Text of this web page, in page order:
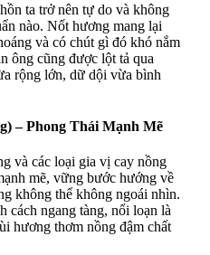
ta trở nên tự do và không
nào. Nốt hương mang lại
và có chút gì đó khó nắm
ông cũng được lột tả qua
rộng lớn, dữ dội vừa bình
– Phong Thái Mạnh Mẽ
và các loại gia vị cay nồng
mẽ, vững bước hướng về
không thể không ngoái nhìn.
cách ngang tàng, nổi loạn là
hương thơm nồng đậm chất